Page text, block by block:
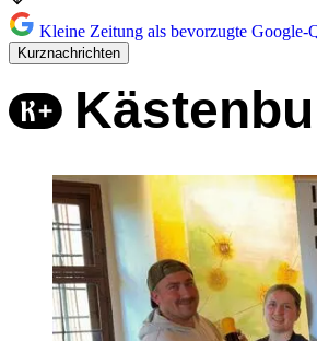
Kleine Zeitung als bevorzugte Google-
Kurznachrichten